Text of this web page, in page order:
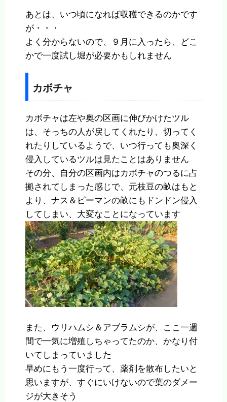
あとは、いつ頃になれば収穫できるのかです
が・・・
よく分からないので、９月に入ったら、どこ
かで一度試し堀が必要かもしれません
カボチャ
カボチャは左や奥の区画に伸びかけたツル
は、そっちの人が戻してくれたり、切ってく
れたりしているようで、いつ行っても奥深く
侵入しているツルは見たことはありません
その分、自分の区画内はカボチャのつるに占
拠されてしまった感じで、元枝豆の畝はもと
より、ナス＆ピーマンの畝にもドンドン侵入
してしまい、大変なことになっています
また、ウリハムシ＆アブラムシが、ここ一週
間で一気に増殖しちゃってたのか、かなり付
いてしまっていました
早めにもう一度行って、薬剤を散布したいと
思いますが、すぐにいけないので葉のダメー
ジが大きそう